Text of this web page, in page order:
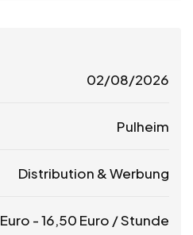
02/08/2026
Pulheim
Distribution & Werbung
Euro -16,50 Euro / Stunde